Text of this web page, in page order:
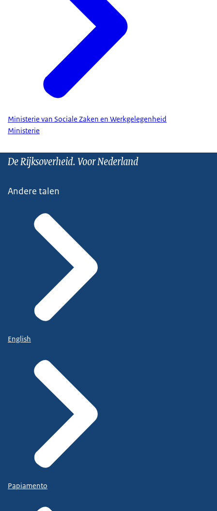
Ministerie van Sociale Zaken en Werkgelegenheid
Ministerie
De Rijksoverheid. Voor Nederland
Andere talen
English
Papiamento